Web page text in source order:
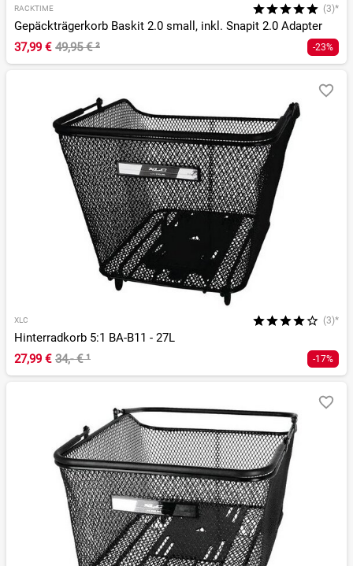
RACKTIME (3)*
Gepäckträgerkorb Baskit 2.0 small, inkl. Snapit 2.0 Adapter
37,99 € 49,95 €² -23%
XLC (3)*
Hinterradkorb 5:1 BA-B11 - 27L
27,99 € 34,- €¹ -17%